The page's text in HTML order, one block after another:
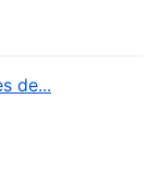
de...